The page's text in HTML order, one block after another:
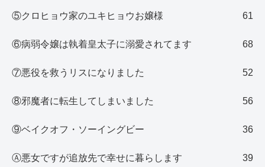
⑤クロヒョウ家のユキヒョウお嬢様 61
⑥病弱令嬢は執着皇太子に溺愛されてます 68
⑦悪役を救うリスになりました 52
⑧邪魔者に転生してしまいました 56
⑨ベイクオフ・ソーイングビー 36
Ⓐ悪女ですが追放先で幸せに暮らします 39